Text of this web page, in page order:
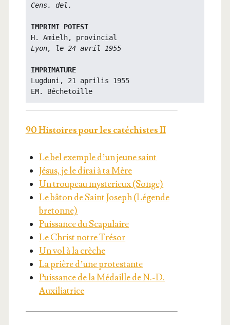
Cens. del.
IMPRIMI POTEST
Lyon, le 24 avril 1955
IMPRIMATURE
Lugduni, 21 aprilis 1955
EM. Béchetoille
90 His­toires pour les caté­chistes II
Le bel exemple d’un jeune saint
Jésus, je le dirai à ta Mère
Un trou­peau mys­te­rieux (Songe)
Le bâton de Saint Joseph (Légende
bretonne)
Puis­sance du Scapulaire
Le Christ notre Trésor
Un vol à la crèche
La prière d’une protestante
Puis­sance de la Médaille de N.-D.
Auxiliatrice